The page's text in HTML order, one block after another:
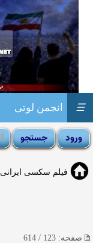
انجمن لوتی ☰
فیلم سکسی ایرانی
صفحه: 123 / 614